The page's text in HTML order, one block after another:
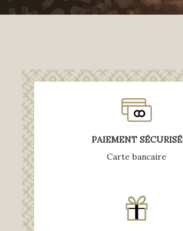
PAIEMENT SÉCURISÉ
Carte bancaire